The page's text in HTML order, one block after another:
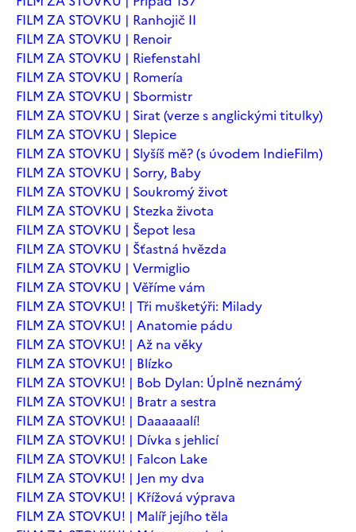
FILM ZA STOVKU | Ranhojič II
FILM ZA STOVKU | Renoir
FILM ZA STOVKU | Riefenstahl
FILM ZA STOVKU | Romería
FILM ZA STOVKU | Sbormistr
FILM ZA STOVKU | Sirat (verze s anglickými titulky)
FILM ZA STOVKU | Slepice
FILM ZA STOVKU | Slyšíš mě? (s úvodem IndieFilm)
FILM ZA STOVKU | Sorry, Baby
FILM ZA STOVKU | Soukromý život
FILM ZA STOVKU | Stezka života
FILM ZA STOVKU | Šepot lesa
FILM ZA STOVKU | Šťastná hvězda
FILM ZA STOVKU | Vermiglio
FILM ZA STOVKU | Věříme vám
FILM ZA STOVKU! | Tři mušketýři: Milady
FILM ZA STOVKU! | Anatomie pádu
FILM ZA STOVKU! | Až na věky
FILM ZA STOVKU! | Blízko
FILM ZA STOVKU! | Bob Dylan: Úplně neznámý
FILM ZA STOVKU! | Bratr a sestra
FILM ZA STOVKU! | Daaaaaalí!
FILM ZA STOVKU! | Dívka s jehlicí
FILM ZA STOVKU! | Falcon Lake
FILM ZA STOVKU! | Jen my dva
FILM ZA STOVKU! | Křížová výprava
FILM ZA STOVKU! | Malíř jejího těla